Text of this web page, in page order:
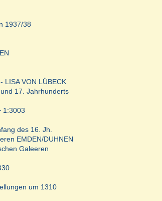
1937/38
LISA VON LÜBECK
17. Jahrhunderts
1:3003
des 16. Jh.
EMDEN/DUHNEN
Galeeren
um 1310